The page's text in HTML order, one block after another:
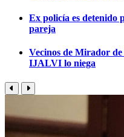
Ex policía es detenido
pareja
Vecinos de Mirador
IJALVI lo niega